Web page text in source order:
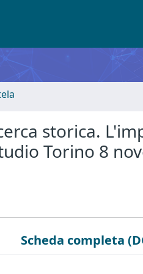
storica.
Torino 8
Scheda completa